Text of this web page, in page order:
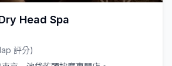
Head Spa
評分)